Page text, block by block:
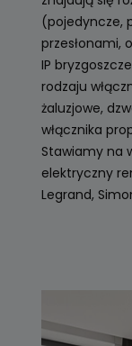
(pojedyncze,
przesłonami,
IP
rodzaju
żaluzjowe,
włącznika
Stawiamy na
elektryczny
Legrand,